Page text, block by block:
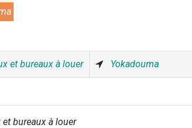
et bureaux à louer Yokadouma
bureaux à louer